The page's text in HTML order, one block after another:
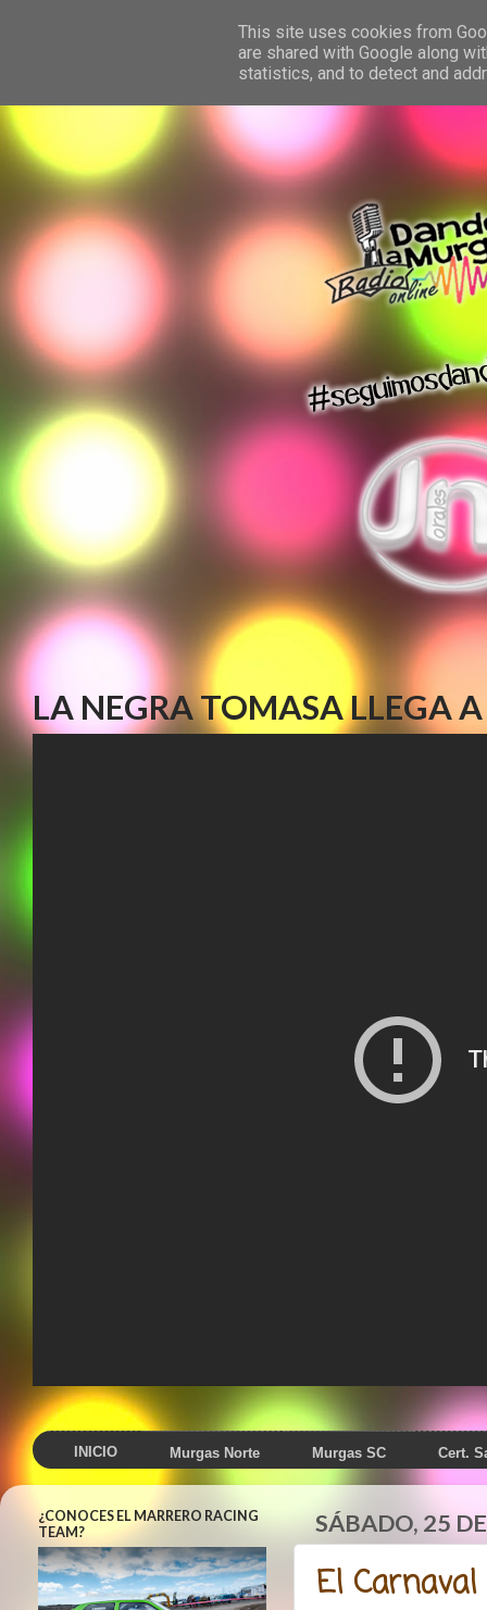
LA NEGRA TOMASA LLEGA
INICIO Murgas Norte Murgas SC Cert.
SÁBADO, 25
El
¿CONOCES EL MARRERO RACING
TEAM?
This site uses cookies from
are shared with Google along
statistics, and to detect and